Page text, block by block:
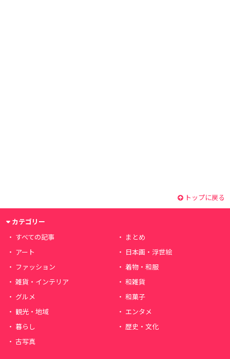
トップに戻る
カテゴリー
すべての記事
まとめ
アート
日本画・浮世絵
ファッション
着物・和服
雑貨・インテリア
和雑貨
グルメ
和菓子
観光・地域
エンタメ
暮らし
歴史・文化
古写真